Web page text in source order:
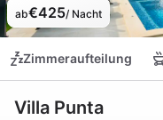
ab€425/ Nacht
Zimmeraufteilung
Villa Punta